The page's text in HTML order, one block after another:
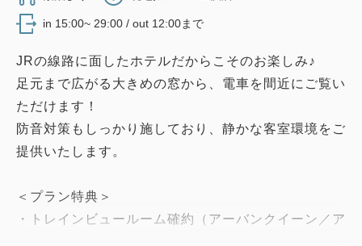
in 15:00~ 29:00 / out 12:00まで
JRの線路に面したホテルだからこそのお楽しみ♪
足元まで広がる大きめの窓から、電車を間近にご覧い
ただけます！
防音対策もしっかり施しており、静かな客室環境をご
提供いたします。
＜プラン特典＞
・トレインビュールーム確約（アーバンクイーン／ア